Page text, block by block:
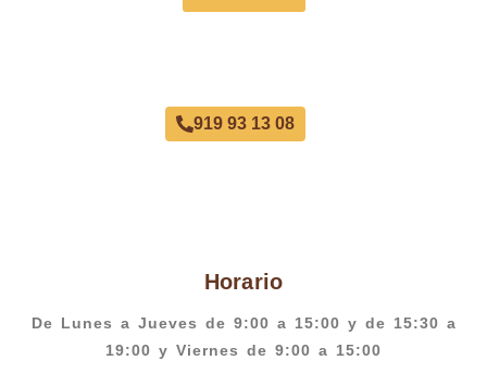
919 93 13 08
Horario
De Lunes a Jueves de 9:00 a 15:00 y de 15:30 a
19:00 y Viernes de 9:00 a 15:00